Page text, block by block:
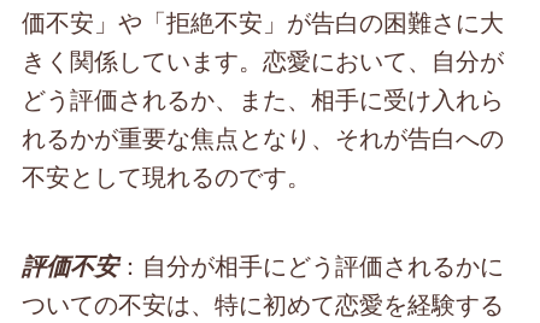
価不安」や「拒絶不安」が告白の困難さに大
きく関係しています。恋愛において、自分が
どう評価されるか、また、相手に受け入れら
れるかが重要な焦点となり、それが告白への
不安として現れるのです。
評価不安：自分が相手にどう評価されるかに
ついての不安は、特に初めて恋愛を経験する